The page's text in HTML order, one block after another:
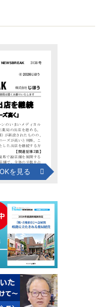
を見る